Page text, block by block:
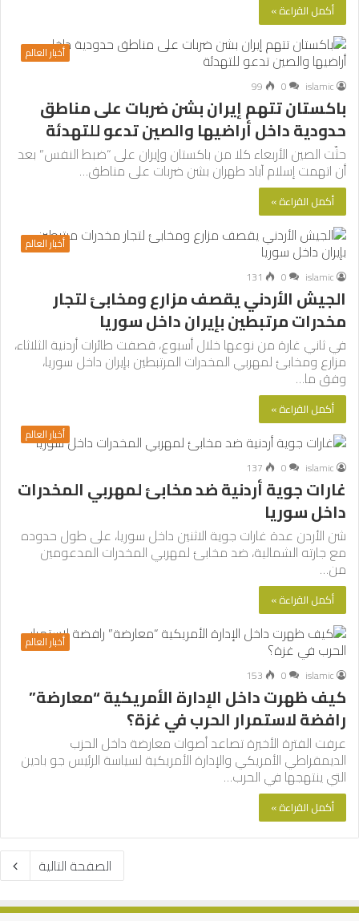
أكمل القراءة »
أخبار العالم
islamic
0
99
باكستان تتهم إيران بشن ضربات على مناطق
حدودية داخل أراضيها والصين تدعو للتهدئة
حثّت الصين الأربعاء كلا من باكستان وإيران على “ضبط النفس” بعد
أن اتهمت إسلام آباد طهران بشن ضربات على مناطق…
أكمل القراءة »
أخبار العالم
islamic
0
131
الجيش الأردني يقصف مزارع ومخابئ لتجار
مخدرات مرتبطين بإيران داخل سوريا
في ثاني غارة من نوعها خلال أسبوع، قصفت طائرات أردنية الثلاثاء،
مزارع ومخابئ لمهربي المخدرات المرتبطين بإيران داخل سوريا،
وفق ما…
أكمل القراءة »
أخبار العالم
islamic
0
137
غارات جوية أردنية ضد مخابئ لمهربي المخدرات
داخل سوريا
شن الأردن عدة غارات جوية الاثنين داخل سوريا، على طول حدوده
مع جارته الشمالية، ضد مخابئ لمهربي المخدرات المدعومين
من…
أكمل القراءة »
أخبار العالم
islamic
0
153
كيف ظهرت داخل الإدارة الأمريكية “معارضة”
رافضة لاستمرار الحرب في غزة؟
عرفت الفترة الأخيرة تصاعد أصوات معارضة داخل الحزب
الديمقراطي الأمريكي والإدارة الأمريكية لسياسة الرئيس جو بادين
التي ينتهجها في الحرب…
أكمل القراءة »
الصفحة التالية